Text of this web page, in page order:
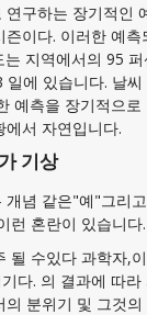
구하는 장기적인
이다. 이러한 예
지역에서의 95
에 있습니다. 날
예측을 장기적으
서 자연입니다.
기상
개념 같은"예"그리
런 혼란이 있습니다
될 수있다 과학자,
다. 의 결과에 따
분위기 및 그것